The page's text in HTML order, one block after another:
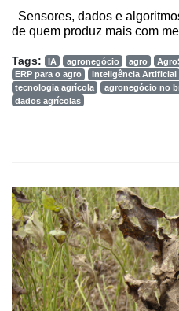
Tecnologia
para
Recursos
Hídricos
Membros
Néctar
Tecprime
Agro
Lean
Way
Consulting
Sensores, dados e
de quem produz mais com
Tags: IA agronegócio agro
ERP para o agro
Inteligência Artificial
tecnologia agrícola
agronegócio no
dados agrícolas